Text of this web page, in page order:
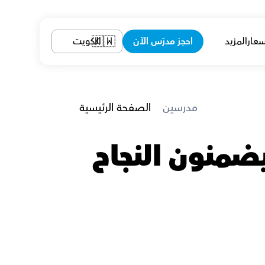
الصفحة الرئيسية مدرسين
المزيد احجز مدرّس الآن 🇰🇼الكويت